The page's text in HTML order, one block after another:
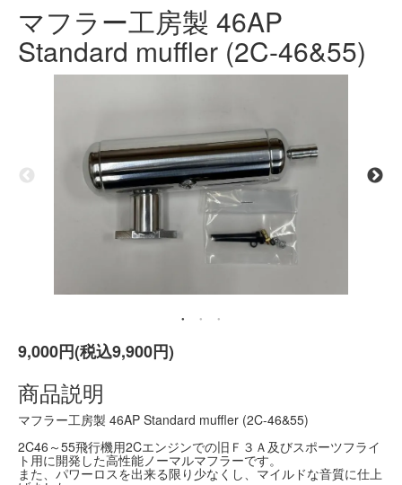
マフラー工房製 46AP
Standard muffler (2C-46&55)
9,000円(税込9,900円)
商品説明
マフラー工房製 46AP Standard muffler (2C-46&55)
2C46～55飛行機用2Cエンジンでの旧Ｆ３Ａ及びスポーツフライ
ト用に開発した高性能ノーマルマフラーです。
また、パワーロスを出来る限り少なくし、マイルドな音質に仕上